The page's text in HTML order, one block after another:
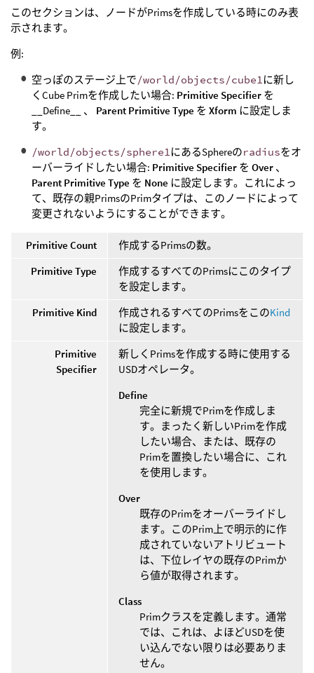
このセクションは、ノードがPrimsを作成している時にのみ表
示されます。
例:
空っぽのステージ上で/world/objects/cube1 に新し
くCube Primを作成したい場合: Primitive Specifier を
__Define__ 、 Parent Primitive Type を Xform に設定しま
す。
/world/objects/sphere1 にあるSphereのradiusをオ
ーバーライドしたい場合: Primitive Specifier を Over 、
Parent Primitive Type を None に設定します。これによっ
て、既存の親PrimsのPrimタイプは、このノードによって
変更されないようにすることができます。
Primitive Count
作成するPrimsの数。
Primitive Type
作成するすべてのPrimsにこのタイプ
を設定します。
Primitive Kind
作成されるすべてのPrimsをこのKind
に設定します。
Primitive
Specifier
新しくPrimsを作成する時に使用する
USDオペレータ。
Define
完全に新規でPrimを作成しま
す。まったく新しいPrimを作成
したい場合、または、既存の
Primを置換したい場合に、これ
を使用します。
Over
既存のPrimをオーバーライドし
ます。このPrim上で明示的に作
成されていないアトリビュート
は、下位レイヤの既存のPrimか
ら値が取得されます。
Class
Primクラスを定義します。通常
では、これは、よほどUSDを使
い込んでない限りは必要ありま
せん。